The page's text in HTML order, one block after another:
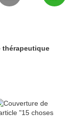
thérapeutique